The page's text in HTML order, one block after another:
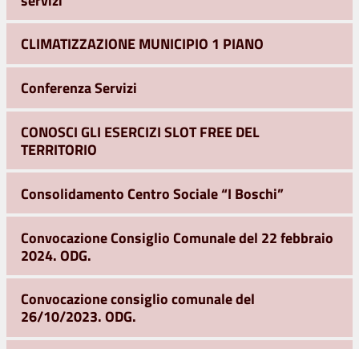
CLIMATIZZAZIONE MUNICIPIO 1 PIANO
Conferenza Servizi
CONOSCI GLI ESERCIZI SLOT FREE DEL
TERRITORIO
Consolidamento Centro Sociale “I Boschi”
Convocazione Consiglio Comunale del 22 febbraio
2024. ODG.
Convocazione consiglio comunale del
26/10/2023. ODG.